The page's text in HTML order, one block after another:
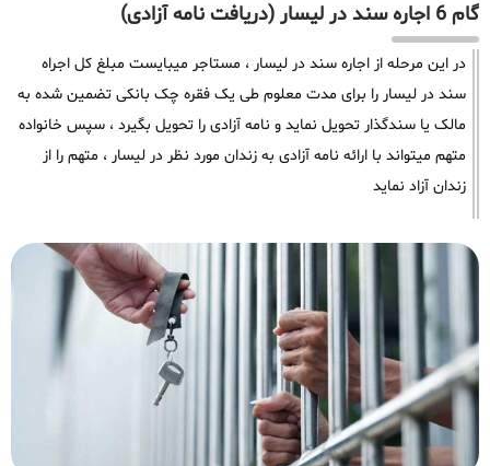
گام 6 اجاره سند در لیسار (دریافت نامه آزادی)
در این مرحله از اجاره سند در لیسار ، مستاجر میبایست مبلغ کل اجراه
سند در لیسار را برای مدت معلوم طی یک فقره چک بانکی تضمین شده به
مالک یا سندگذار تحویل نماید و نامه آزادی را تحویل بگیرد ، سپس خانواده
متهم میتواند با ارائه نامه آزادی به زندان مورد نظر در لیسار ، متهم را از
زندان آزاد نماید